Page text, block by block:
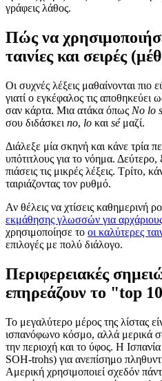
γράφεις λάθος.
Πώς να
ταινίες και σειρές
Οι συχνές λέξεις μαθαίνονται
γιατί ο εγκέφαλος τις αποθηκεύει
σαν κάρτα. Μια ατάκα όπως No lo
σου διδάσκει no, lo και séμαζί.
Διάλεξε μία σκηνή και κάνε τρία
υπότιτλους για το νόημα.
πιάσεις τις μικρές λέξεις. Τρίτο,
ταιριάζοντας τον ρυθμό.
Αν θέλεις να χτίσεις καθημερινή
εκμάθησης γλωσσών για
χρησιμοποίησε το οι καλύτερες
επιλογές με πολύ διάλογο.
Περιφερειακές
επηρεάζουν το "top
Το μεγαλύτερο μέρος της λίστας
ισπανόφωνο κόσμο, αλλά μερικά
την περιοχή και το ύφος. Η Ισπανία
SOH-trohs) για ανεπίσημο
Αμερική χρησιμοποιεί σχεδόν